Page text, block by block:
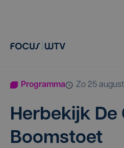
Programma zo 25
Her­be­kijk De
Boomstoet